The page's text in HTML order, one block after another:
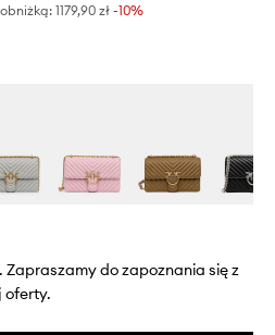
1179,90 zł -10%
Zapraszamy do zapoznania się z
oferty.